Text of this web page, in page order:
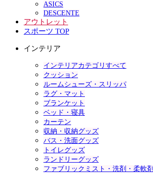
ASICS
DESCENTE
アウトレット
スポーツ TOP
インテリア
インテリアカテゴリすべて
クッション
ルームシューズ・スリッパ
ラグ・マット
ブランケット
ベッド・寝具
カーテン
収納・収納グッズ
バス・洗面グッズ
トイレグッズ
ランドリーグッズ
ファブリックミスト・洗剤・柔軟剤